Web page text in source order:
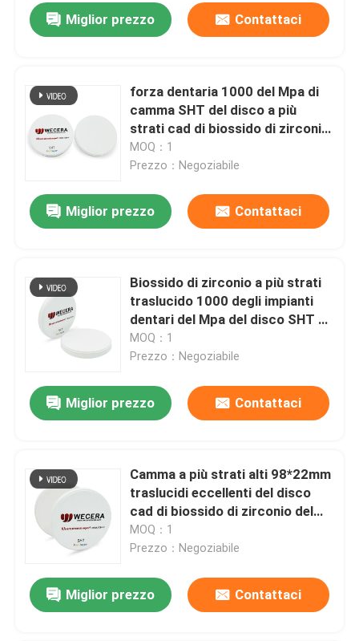
Miglior prezzo Contattaci
forza dentaria 1000 del Mpa di
camma SHT del disco a più
strati cad di biossido di zirconio
di 95mm Zirkonzahn
MOQ：1
Prezzo：Negoziabile
Miglior prezzo Contattaci
Biossido di zirconio a più strati
traslucido 1000 degli impianti
dentari del Mpa del disco SHT di
biossido di zirconio di 46%
MOQ：1
Prezzo：Negoziabile
Miglior prezzo Contattaci
Camma a più strati alti 98*22mm
traslucidi eccellenti del disco
cad di biossido di zirconio del
laboratorio dentario
MOQ：1
Prezzo：Negoziabile
Miglior prezzo Contattaci